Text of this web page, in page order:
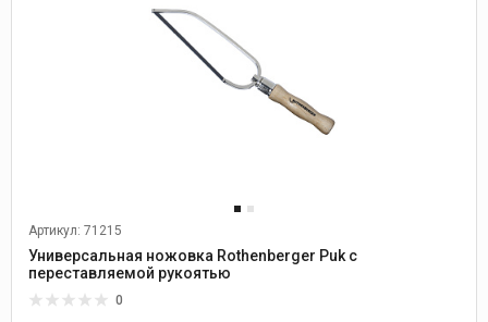
Артикул: 71215
Универсальная ножовка Rothenberger Puk с
переставляемой рукоятью
0